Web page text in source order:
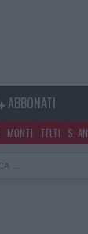
ABBONATI
MONTI TELTI S.